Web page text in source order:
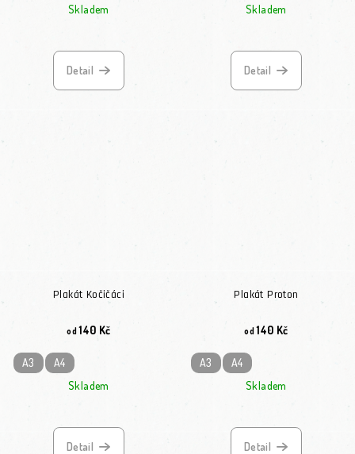
Skladem
Detail
Skladem
Detail
Plakát Kočičáci
od140 Kč
A3
A4
Skladem
Detail
Plakát Proton
od140 Kč
A3
A4
Skladem
Detail